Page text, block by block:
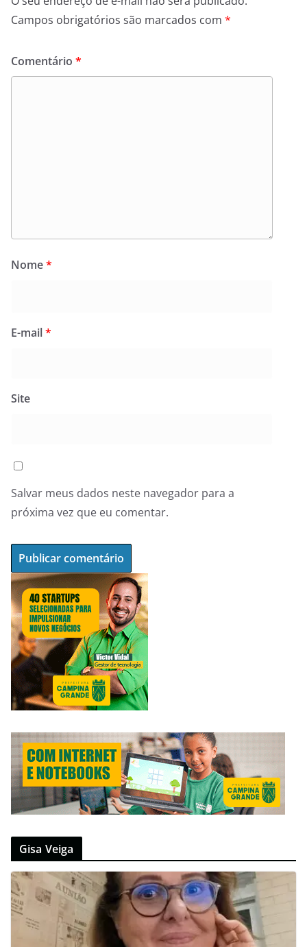
Campos obrigatórios são marcados com *
Comentário *
Nome*
E-mail*
Site
Salvar meus dados neste navegador para a
próxima vez que eu comentar.
Gisa Veiga